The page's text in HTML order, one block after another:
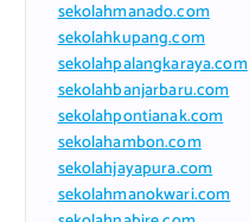
sekolahmanado.com
sekolahkupang.com
sekolahpalangkaraya.com
sekolahbanjarbaru.com
sekolahpontianak.com
sekolahambon.com
sekolahjayapura.com
sekolahmanokwari.com